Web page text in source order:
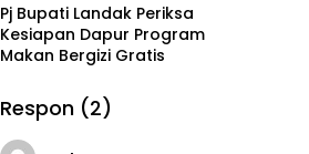
Pj Bupati Landak Periksa
Kesiapan Dapur Program
Makan Bergizi Gratis
Respon (2)